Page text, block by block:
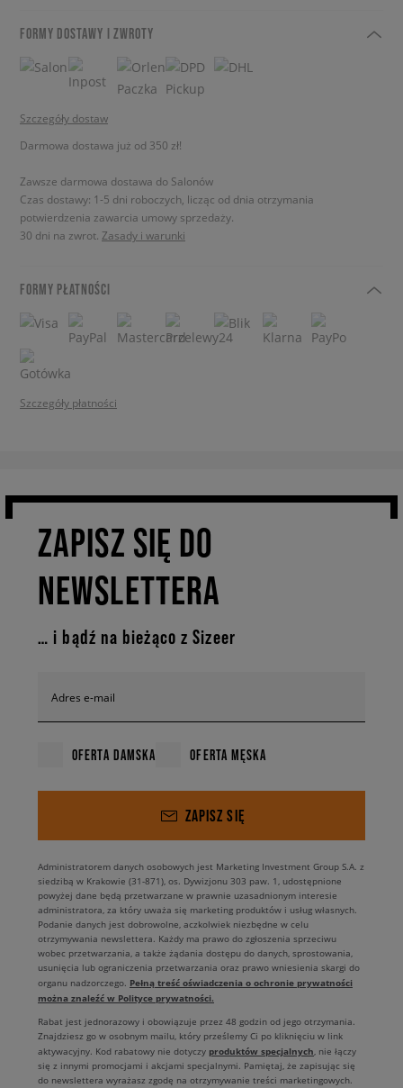
FORMY DOSTAWY I ZWROTY
Szczegóły dostaw
Darmowa dostawa już od 350 zł!
Zawsze darmowa dostawa do Salonów
Czas dostawy: 1-5 dni roboczych, licząc od dnia otrzymania
potwierdzenia zawarcia umowy sprzedaży.
30 dni na zwrot. Zasady i warunki
FORMY PŁATNOŚCI
Szczegóły płatności
ZAPISZ SIĘ DO
NEWSLETTERA
… i bądź na bieżąco z Sizeer
Adres e-mail
OFERTA DAMSKA OFERTA MĘSKA
ZAPISZ SIĘ
Administratorem danych osobowych jest Marketing Investment Group S.A. z
siedzibą w Krakowie (31-871), os. Dywizjonu 303 paw. 1, udostępnione
powyżej dane będą przetwarzane w prawnie uzasadnionym interesie
administratora, za który uważa się marketing produktów i usług własnych.
Podanie danych jest dobrowolne, aczkolwiek niezbędne w celu
otrzymywania newslettera. Każdy ma prawo do zgłoszenia sprzeciwu
wobec przetwarzania, a także żądania dostępu do danych, sprostowania,
usunięcia lub ograniczenia przetwarzania oraz prawo wniesienia skargi do
organu nadzorczego. Pełną treść oświadczenia o ochronie prywatności
można znaleźć w Polityce prywatności.
Rabat jest jednorazowy i obowiązuje przez 48 godzin od jego otrzymania.
Znajdziesz go w osobnym mailu, który prześlemy Ci po kliknięciu w link
aktywacyjny. Kod rabatowy nie dotyczy produktów specjalnych, nie łączy
się z innymi promocjami i akcjami specjalnymi. Pamiętaj, że zapisując się
do newslettera wyrażasz zgodę na otrzymywanie treści marketingowych.